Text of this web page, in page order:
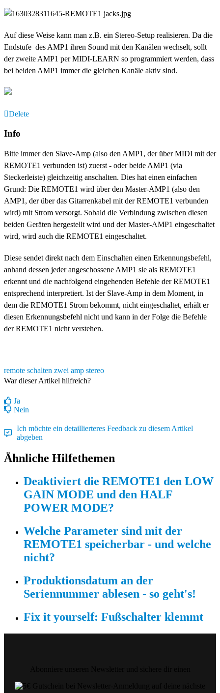
Auf diese Weise kann man z.B. ein Stereo-Setup realisieren. Da die
Endstufe des AMP1 ihren Sound mit den Kanälen wechselt, sollt
der zweite AMP1 per MIDI-LEARN so programmiert werden, dass
bei beiden AMP1 immer die gleichen Kanäle aktiv sind.
Delete
Info
Bitte immer den Slave-Amp (also den AMP1, der über MIDI mit der
REMOTE1 verbunden ist) zuerst - oder beide AMP1 (via
Steckerleiste) gleichzeitig anschalten. Dies hat einen einfachen
Grund: Die REMOTE1 wird über den Master-AMP1 (also den
AMP1, der über das Gitarrenkabel mit der REMOTE1 verbunden
wird) mit Strom versorgt. Sobald die Verbindung zwischen diesen
beiden Geräten hergestellt wird und der Master-AMP1 eingeschaltet
wird, wird auch die REMOTE1 eingeschaltet.
Diese sendet direkt nach dem Einschalten einen Erkennungsbefehl,
anhand dessen jeder angeschossene AMP1 sie als REMOTE1
erkennt und die nachfolgend eingehenden Befehle der REMOTE1
entsprechend interpretiert. Ist der Slave-Amp in dem Moment, in
dem die REMOTE1 Strom bekommt, nicht eingeschaltet, erhält er
diesen Erkennungsbefehl nicht und kann in der Folge die Befehle
der REMOTE1 nicht verstehen.
remote schalten zwei amp stereo
War dieser Artikel hilfreich?
Ja
Nein
Ich möchte ein detaillierteres Feedback zu diesem Artikel
abgeben
Ähnliche Hilfethemen
Deaktiviert die REMOTE1 den LOW
GAIN MODE und den HALF
POWER MODE?
Welche Parameter sind mit der
REMOTE1 speicherbar - und welche
nicht?
Produktionsdatum an der
Seriennummer ablesen - so geht's!
Fix it yourself: Fußschalter klemmt